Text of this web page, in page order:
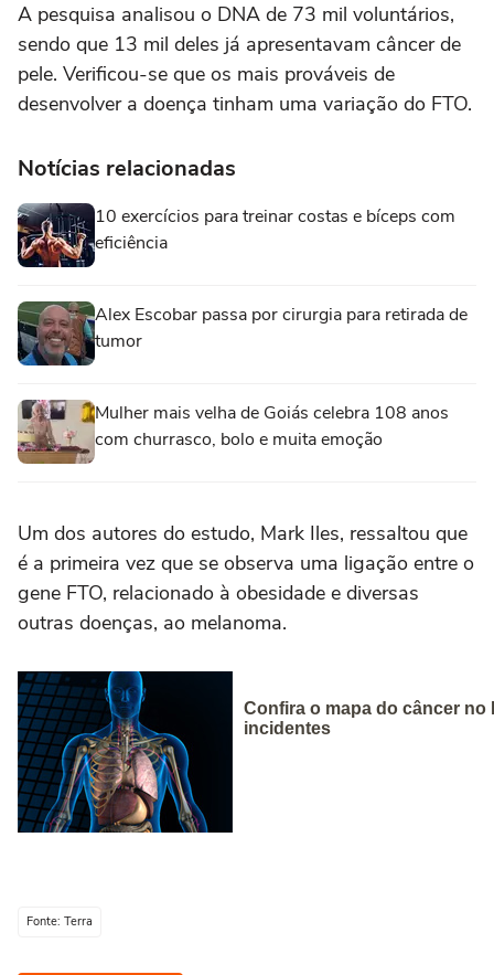
A pesquisa analisou o DNA de 73 mil voluntários,
sendo que 13 mil deles já apresentavam câncer de
pele. Verificou-se que os mais prováveis de
desenvolver a doença tinham uma variação do FTO.
Notícias relacionadas
10 exercícios para treinar costas e bíceps com
eficiência
Alex Escobar passa por cirurgia para retirada de
tumor
Mulher mais velha de Goiás celebra 108 anos
com churrasco, bolo e muita emoção
Um dos autores do estudo, Mark Iles, ressaltou que
é a primeira vez que se observa uma ligação entre o
gene FTO, relacionado à obesidade e diversas
outras doenças, ao melanoma.
Fonte: Terra